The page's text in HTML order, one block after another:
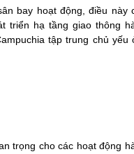
bay hoạt động, điều này
triển hạ tầng giao thông
tập trung chủ yếu
trọng cho các hoạt động